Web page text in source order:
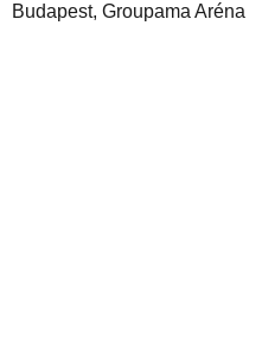
Budapest, Groupama Aréna